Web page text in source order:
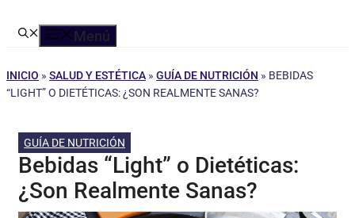
Menú
INICIO » SALUD Y ESTÉTICA » GUÍA DE NUTRICIÓN » BEBIDAS
“LIGHT” O DIETÉTICAS: ¿SON REALMENTE SANAS?
GUÍA DE NUTRICIÓN
Bebidas “Light” o Dietéticas:
¿Son Realmente Sanas?